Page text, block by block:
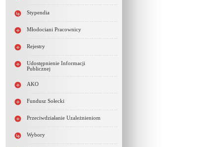
Stypendia
Młodociani Pracownicy
Rejestry
Udostępnienie Informacji
Publicznej
AKO
Fundusz Sołecki
Przeciwdziałanie Uzależnieniom
Wybory